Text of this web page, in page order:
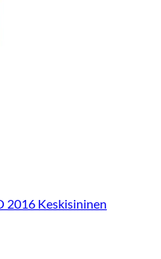
2016 Keskisininen